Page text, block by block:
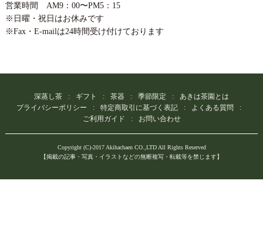
営業時間 AM9：00〜PM5：15
※日曜・祝日はお休みです
※Fax・E-mailは24時間受け付けております
深蒸し茶 ギフト 茶器 季節限定
あきは茶園とは
プライバシーポリシー
特定商取引に基づく表記
よくある質問
ご利用ガイド
お問い合わせ
Copyright (C)-2017 Akihachaen CO.,LTD All Rights Reserved
【掲載の記事・写真・イラストなどの無断複写・転載等を禁じます】